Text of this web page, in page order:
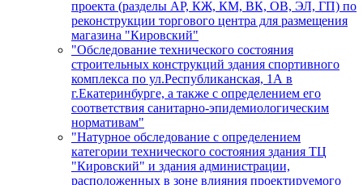
проекта (разделы АР, КЖ, КМ, ВК, ОВ, ЭЛ, ГП) по
реконструкции торгового центра для размещения
магазина "Кировский"
"Обследование технического состояния
строительных конструкций здания спортивного
комплекса по ул.Республиканская, 1А в
г.Екатеринбурге, а также с определением его
соответствия санитарно-эпидемиологическим
нормативам"
"Натурное обследование с определением
категории технического состояния здания ТЦ
"Кировский" и здания администрации,
расположенных в зоне влияния проектируемого